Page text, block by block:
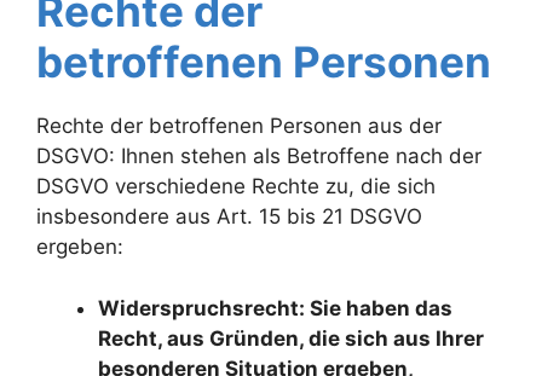
Rechte der
betroffenen Personen
Rechte der betroffenen Personen aus der
DSGVO: Ihnen stehen als Betroffene nach der
DSGVO verschiedene Rechte zu, die sich
insbesondere aus Art. 15 bis 21 DSGVO
ergeben:
Widerspruchsrecht: Sie haben das
Recht, aus Gründen, die sich aus Ihrer
besonderen Situation ergeben,